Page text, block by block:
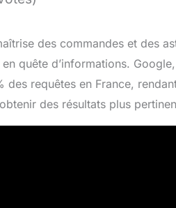
des commandes et des
quête d’informations.
des requêtes en France,
des résultats plus